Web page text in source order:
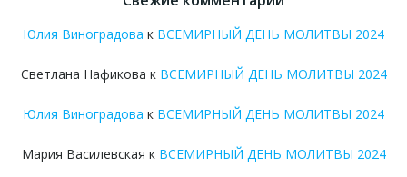
Юлия Виноградова к ВСЕМИРНЫЙ ДЕНЬ МОЛИТВЫ 2024
Светлана Нафикова к ВСЕМИРНЫЙ ДЕНЬ МОЛИТВЫ 2024
Юлия Виноградова к ВСЕМИРНЫЙ ДЕНЬ МОЛИТВЫ 2024
Мария Василевская к ВСЕМИРНЫЙ ДЕНЬ МОЛИТВЫ 2024